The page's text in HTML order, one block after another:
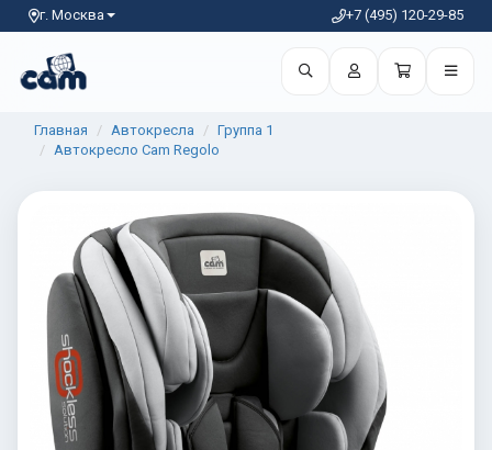
г. Москва +7 (495) 120-29-85
Главная Автокресла
Группа 1
Автокресло Cam Regolo